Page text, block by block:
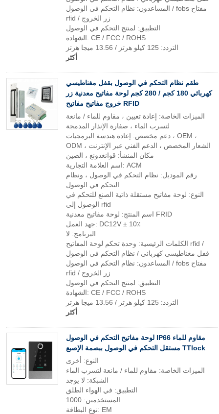
المساعدون: نظام التحكم في الوصول / fobs مفتاح
rfid / زر الخروج
التطبيق: لمنتج التحكم في الوصول
الشهادة: CE / FCC / ROHS
التردد: 125 كيلو هرتز / 13.56 ميجا هرتز
أكثر
طقم نظام التحكم في الوصول بقفل مغناطيسي
كهربائي 180 كجم / 280 كجم لوحة مفاتيح معدنية زر
خروج مفاتيح مفاتيح RFID
الميزات الخاصة: إعادة تعيين ، مقاوم للماء / مانعة
لتسرب الماء ، صفارة الإنذار المدمجة
دعم مخصص: إعادة هندسة البرمجيات ، OEM ،
ODM ، الشعار المخصص ، الدعم الفني عبر الإنترنت
مكان المنشأ: قوانغدونغ ، الصين
اسم العلامة التجارية: ACM
رقم الموديل: نظام التحكم في الوصول ، ونظام
التحكم في الوصول
النوع: لوحة مفاتيح مستقلة ذاتية الصنع للتحكم في
الوصول إلى rfid
اسم المنتج: لوحة مفاتيح معدنية FRID
جهد العمل: DC12V ± 10٪
البرنامج: لا
الكلمات الرئيسية: وحدة تحكم لوحة المفاتيح rfid /
قفل مغناطيسي كهربائي / نظام التحكم في الوصول
المساعدون: نظام التحكم في الوصول / fobs مفتاح
rfid / زر الخروج
التطبيق: لمنتج التحكم في الوصول
الشهادة: CE / FCC / ROHS
التردد: 125 كيلو هرتز / 13.56 ميجا هرتز
أكثر
لوحة مفاتيح التحكم في الوصول IP66 مقاوم للماء
مستقل التحكم في الوصول ببصمة الإصبع TTlock
النوع: أخرى
الميزات الخاصة: مقاوم للماء / مانعة لتسرب الماء
الشبكة: لا يوجد
التطبيق: في الهواء الطلق
المستخدمين: 1000
نوع البطاقة: EM